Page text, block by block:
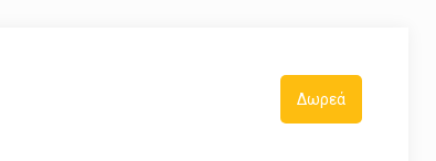
Δωρεά